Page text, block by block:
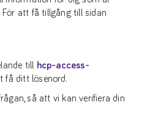
För att få tillgång till sidan
till
hcp-access-
få ditt lösenord.
så att vi kan verifiera din